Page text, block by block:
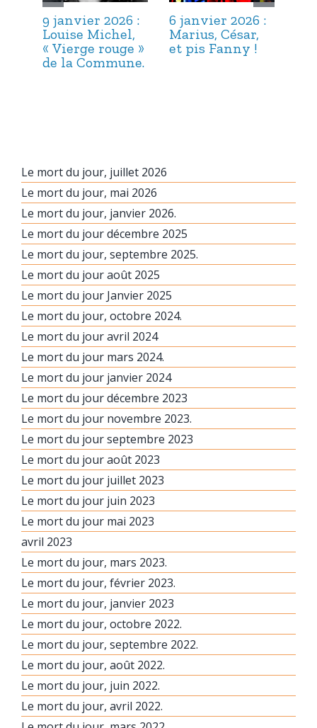
9 janvier 2026 :
Louise Michel,
« Vierge rouge »
de la Commune.
6 janvier 2026 :
Marius, César,
et pis Fanny !
Le mort du jour, juillet 2026
Le mort du jour, mai 2026
Le mort du jour, janvier 2026.
Le mort du jour décembre 2025
Le mort du jour, septembre 2025.
Le mort du jour août 2025
Le mort du jour Janvier 2025
Le mort du jour, octobre 2024.
Le mort du jour avril 2024
Le mort du jour mars 2024.
Le mort du jour janvier 2024
Le mort du jour décembre 2023
Le mort du jour novembre 2023.
Le mort du jour septembre 2023
Le mort du jour août 2023
Le mort du jour juillet 2023
Le mort du jour juin 2023
Le mort du jour mai 2023
avril 2023
Le mort du jour, mars 2023.
Le mort du jour, février 2023.
Le mort du jour, janvier 2023
Le mort du jour, octobre 2022.
Le mort du jour, septembre 2022.
Le mort du jour, août 2022.
Le mort du jour, juin 2022.
Le mort du jour, avril 2022.